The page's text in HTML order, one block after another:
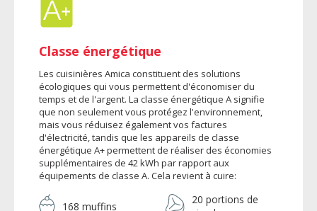
Classe énergétique
Les cuisinières Amica constituent des solutions
écologiques qui vous permettent d'économiser du
temps et de l'argent. La classe énergétique A signifie
que non seulement vous protégez l'environnement,
mais vous réduisez également vos factures
d'électricité, tandis que les appareils de classe
énergétique A+ permettent de réaliser des économies
supplémentaires de 42 kWh par rapport aux
équipements de classe A. Cela revient à cuire:
168 muffins
20 portions de